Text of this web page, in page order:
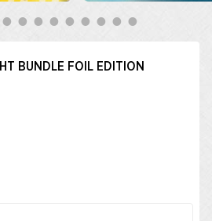
BUNDLE FOIL EDITION